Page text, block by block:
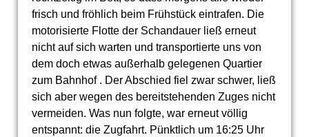
frisch und fröhlich beim Frühstück eintrafen. Die
motorisierte Flotte der Schandauer ließ erneut
nicht auf sich warten und transportierte uns von
dem doch etwas außerhalb gelegenen Quartier
zum Bahnhof . Der Abschied fiel zwar schwer, ließ
sich aber wegen des bereitstehenden Zuges nicht
vermeiden. Was nun folgte, war erneut völlig
entspannt: die Zugfahrt. Pünktlich um 16:25 Uhr